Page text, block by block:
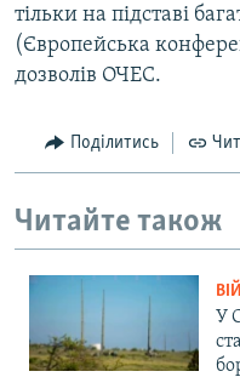
тільки на підставі
(Європейська
дозволів ОЧЕС.
Поділитись
Читайте також
У